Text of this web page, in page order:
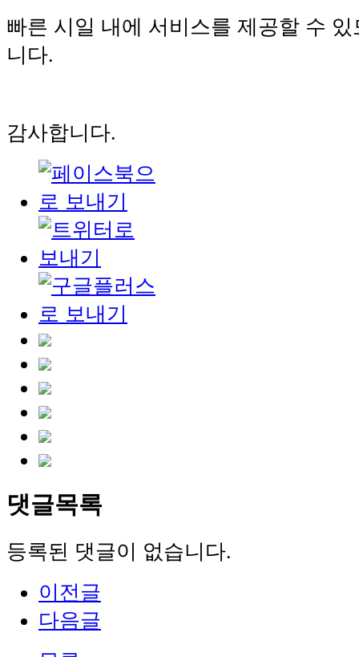
빠른 시일 내에 서비스를 제공할 수
니다.
감사합니다.
댓글목록
등록된 댓글이 없습니다.
이전글
다음글